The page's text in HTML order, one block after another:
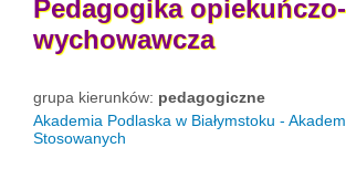
Pedagogika opiekuńczo-
wychowawcza
grupa kierunków: pedagogiczne
Akademia Podlaska w Białymstoku -
Stosowanych